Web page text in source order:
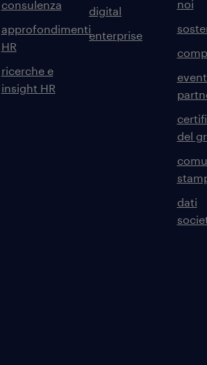
consulenza
approfondimenti
HR
ricerche e
insight HR
digital
enterprise
noi
del
dati